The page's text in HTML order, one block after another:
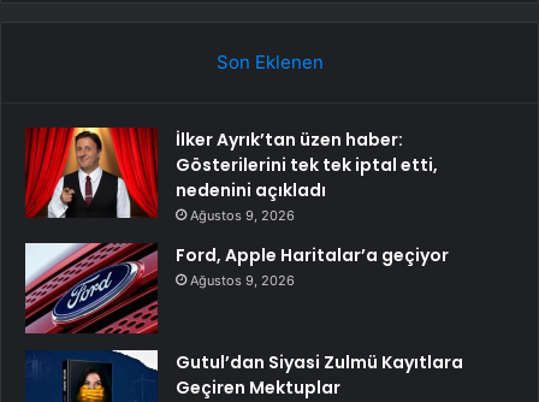
Son Eklenen
İlker Ayrık’tan üzen haber:
Gösterilerini tek tek iptal etti,
nedenini açıkladı
Ağustos 9, 2026
Ford, Apple Haritalar’a geçiyor
Ağustos 9, 2026
Gutul’dan Siyasi Zulmü Kayıtlara
Geçiren Mektuplar